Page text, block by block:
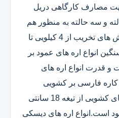
مصارف کارگاهی دریل
و سه حالته به منظور هم
سوراخکاری و هم تخریب چکش های تخریب از 4 کیلویی تا
انواع اره های عمود بر
و قدرت انواع اره های
فارسی بر کشویی
کوچک و بزرک که فارسی برهای کشویی از تیغه 18 سانتی
متر موجود است.انواع اره های دیسکی